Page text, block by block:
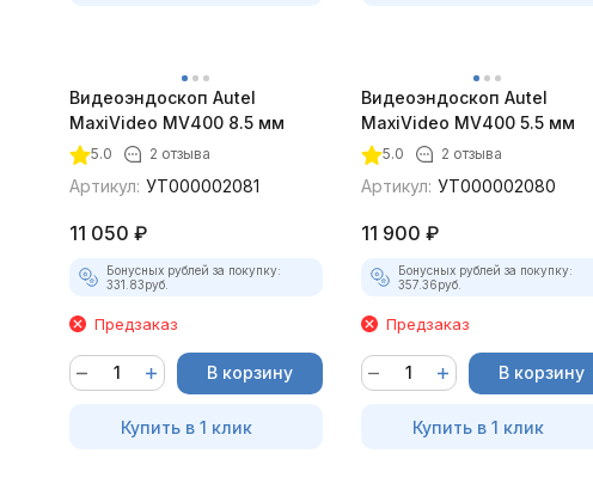
Видеоэндоскоп Autel
MaxiVideo MV400 8.5 мм
5.0 2 отзыва
Артикул: УТ000002081
11 050 ₽
Бонусных рублей за покупку:
331.83руб.
Предзаказ
В корзину
Купить в 1 клик
Видеоэндоскоп Autel
MaxiVideo MV400 5.5 мм
5.0 2 отзыва
Артикул: УТ000002080
11 900 ₽
Бонусных рублей за покупку:
357.36руб.
Предзаказ
В корзину
Купить в 1 клик